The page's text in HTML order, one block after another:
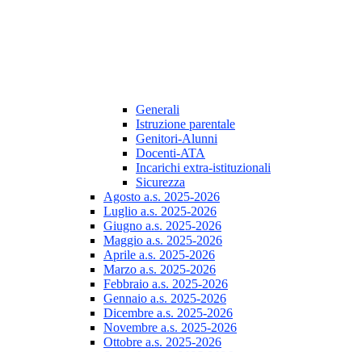
Generali
Istruzione parentale
Genitori-Alunni
Docenti-ATA
Incarichi extra-istituzionali
Sicurezza
Agosto a.s. 2025-2026
Luglio a.s. 2025-2026
Giugno a.s. 2025-2026
Maggio a.s. 2025-2026
Aprile a.s. 2025-2026
Marzo a.s. 2025-2026
Febbraio a.s. 2025-2026
Gennaio a.s. 2025-2026
Dicembre a.s. 2025-2026
Novembre a.s. 2025-2026
Ottobre a.s. 2025-2026